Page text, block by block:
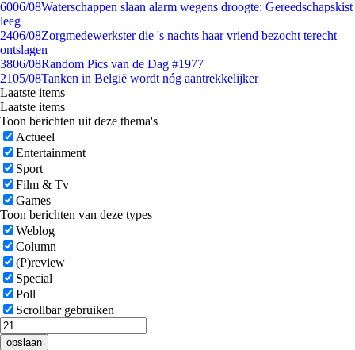
6006/08Waterschappen slaan alarm wegens droogte: Gereedschapskist
leeg
2406/08Zorgmedewerkster die 's nachts haar vriend bezocht terecht
ontslagen
3806/08Random Pics van de Dag #1977
2105/08Tanken in België wordt nóg aantrekkelijker
Laatste items
Laatste items
Toon berichten uit deze thema's
Actueel
Entertainment
Sport
Film & Tv
Games
Toon berichten van deze types
Weblog
Column
(P)review
Special
Poll
Scrollbar gebruiken
opslaan